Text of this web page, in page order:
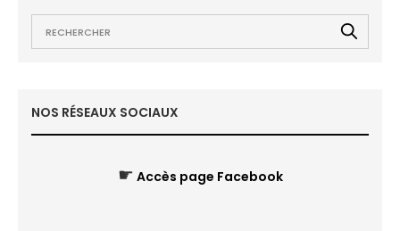
NOS RÉSEAUX SOCIAUX
☛ Accès page Facebook